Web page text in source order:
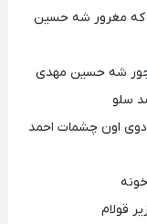
که مغرور شه حسین
جور شه حسین مهدی
سلو
اون چشمات احمد
قولام